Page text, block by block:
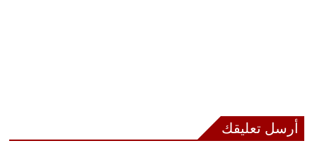
أرسل تعليقك